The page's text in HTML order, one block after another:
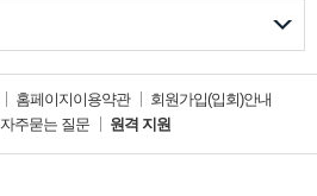
홈페이지이용약관
회원가입(입회)안내
자주묻는 질문 원격 지원